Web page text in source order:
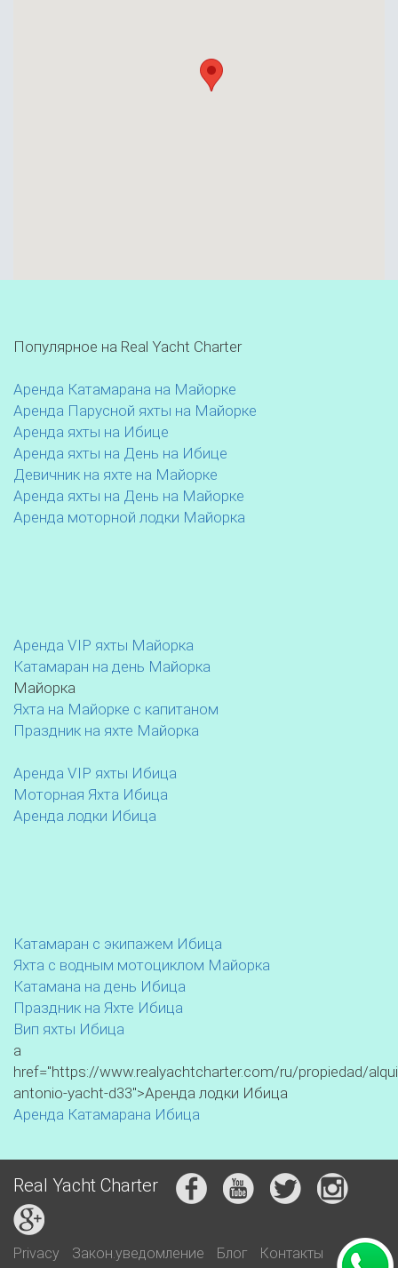
Популярное на Real Yacht Charter
Аренда Катамарана на Майорке
Аренда Парусной яхты на Майорке
Аренда яхты на Ибице
Аренда яхты на День на Ибице
Девичник на яхте на Майорке
Аренда яхты на День на Майорке
Аренда моторной лодки Майорка
Аренда VIP яхты Майорка
Катамаран на день Майорка
Майорка
Яхта на Майорке с капитаном
Праздник на яхте Майорка
Аренда VIP яхты Ибица
Моторная Яхта Ибица
Аренда лодки Ибица
Катамаран с экипажем Ибица
Яхта с водным мотоциклом Майорка
Катамана на день Ибица
Праздник на Яхте Ибица
Вип яхты Ибица
a
href="https://www.realyachtcharter.com/ru/propiedad/
antonio-yacht-d33">Аренда лодки Ибица
Аренда Катамарана Ибица
Real Yacht Charter
Privacy Закон.уведомление Блог Контакты